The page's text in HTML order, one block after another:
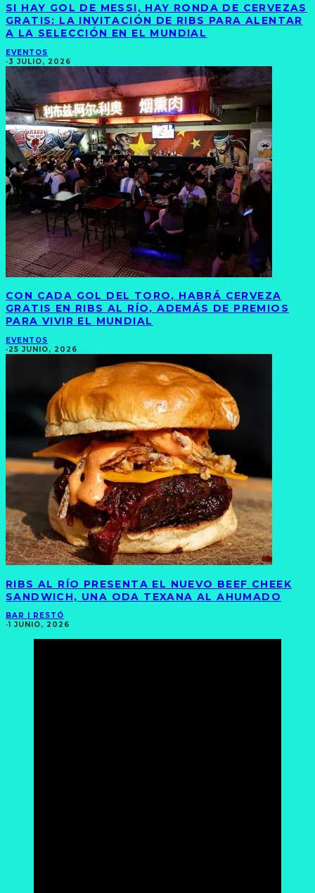
SI HAY GOL DE MESSI, HAY RONDA DE CERVEZAS
GRATIS: LA INVITACIÓN DE RIBS PARA ALENTAR
A LA SELECCIÓN EN EL MUNDIAL
EVENTOS
·3 JULIO, 2026
CON CADA GOL DEL TORO, HABRÁ CERVEZA
GRATIS EN RIBS AL RÍO, ADEMÁS DE PREMIOS
PARA VIVIR EL MUNDIAL
EVENTOS
·25 JUNIO, 2026
RIBS AL RÍO PRESENTA EL NUEVO BEEF CHEEK
SANDWICH, UNA ODA TEXANA AL AHUMADO
BAR | RESTÓ
·1 JUNIO, 2026